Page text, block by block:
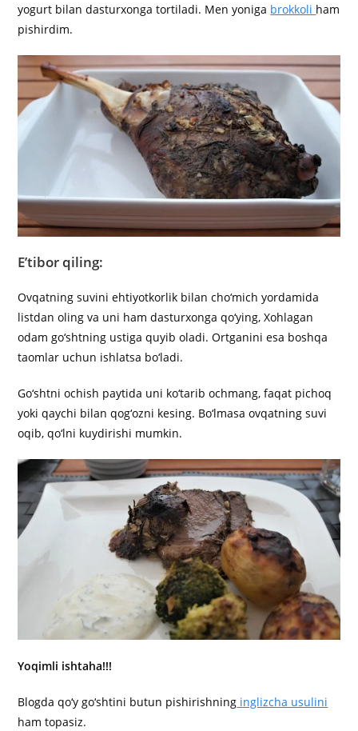
yogurt bilan dasturxonga tortiladi. Men yoniga brokkoli ham
pishirdim.
E’tibor qiling:
Ovqatning suvini ehtiyotkorlik bilan cho‘mich yordamida
listdan oling va uni ham dasturxonga qo‘ying, Xohlagan
odam go‘shtning ustiga quyib oladi. Ortganini esa boshqa
taomlar uchun ishlatsa bo‘ladi.
Go‘shtni ochish paytida uni ko‘tarib ochmang, faqat pichoq
yoki qaychi bilan qog‘ozni kesing. Bo‘lmasa ovqatning suvi
oqib, qo‘lni kuydirishi mumkin.
Yoqimli ishtaha!!!
Blogda qo‘y go‘shtini butun pishirishning inglizcha usulini
ham topasiz.